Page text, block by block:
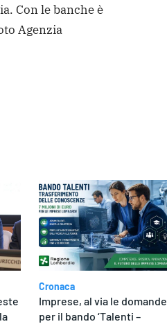
Con le banche è
Agenzia
Cronaca
Imprese, al via le domande
per il bando ‘Talenti –